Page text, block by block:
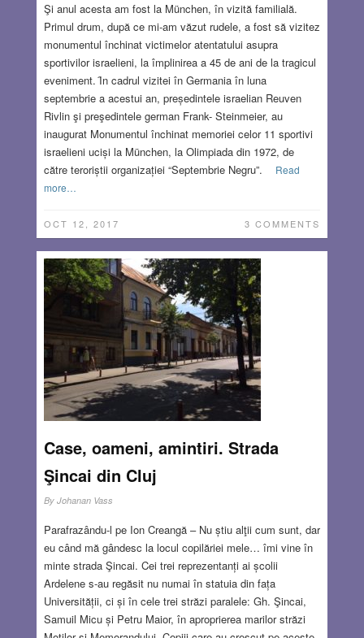
Şi anul acesta am fost la München, în vizită familială.
Primul drum, după ce mi-am văzut rudele, a fost să vizitez
monumentul închinat victimelor atentatului asupra
sportivilor israelieni, la împlinirea a 45 de ani de la tragicul
eveniment. Ȋn cadrul vizitei în Germania în luna
septembrie a acestui an, președintele israelian Reuven
Rivlin şi preşedintele german Frank- Steinmeier, au
inaugurat Monumentul închinat memoriei celor 11 sportivi
israelieni uciși la München, la Olimpiada din 1972, de
către teroriștii organizației “Septembrie Negru”.
Read
more…
OCT 12, 2017 3 COMMENTS
Case, oameni, amintiri. Strada
Şincai din Cluj
By Johanan Vass
Parafrazându-l pe Ion Creangă – Nu știu alţii cum sunt, dar
eu când mă gândesc la locul copilăriei mele… îmi vine în
minte strada Şincai. Cei trei reprezentanți ai școlii
Ardelene s-au regăsit nu numai în statuia din fața
Universității, ci și în cele trei străzi paralele: Gh. Şincai,
Samuil Micu și Petru Maior, în aproprierea marilor străzi